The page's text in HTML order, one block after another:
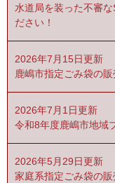
水道局を装った不審
ださい！
2026年7月15日更新
鹿嶋市指定ごみ袋の
2026年7月1日更新
令和8年度鹿嶋市地域
2026年5月29日更新
家庭系指定ごみ袋の